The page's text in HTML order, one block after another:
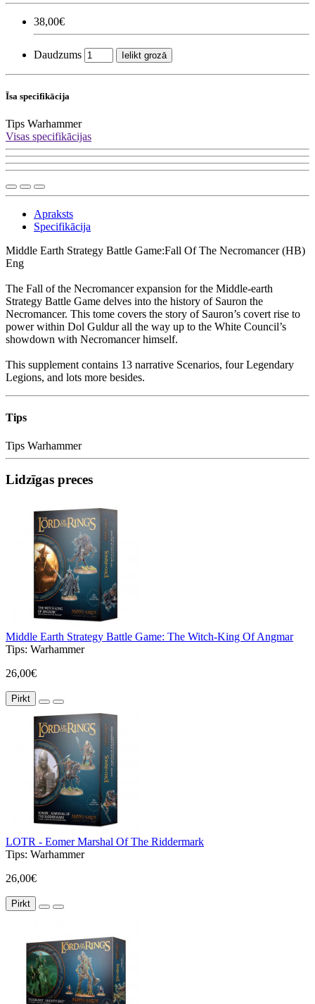
38,00€
Daudzums Ielikt grozā
Īsa specifikācija
Tips Warhammer
Visas specifikācijas
Apraksts
Specifikācija
Middle Earth Strategy Battle Game:Fall Of The Necromancer (HB)
Eng
The Fall of the Necromancer expansion for the Middle-earth
Strategy Battle Game delves into the history of Sauron the
Necromancer. This tome covers the story of Sauron’s covert rise to
power within Dol Guldur all the way up to the White Council’s
showdown with Necromancer himself.
This supplement contains 13 narrative Scenarios, four Legendary
Legions, and lots more besides.
Tips
Tips Warhammer
Lidzīgas preces
Middle Earth Strategy Battle Game: The Witch-King Of Angmar
Tips: Warhammer
26,00€
Pirkt
LOTR - Eomer Marshal Of The Riddermark
Tips: Warhammer
26,00€
Pirkt